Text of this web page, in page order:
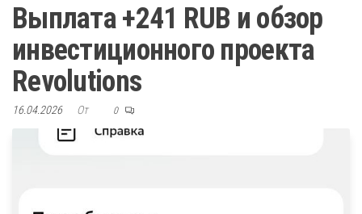
Выплата +241 RUB и обзор
инвестиционного проекта
Revolutions
16.04.2026 От 0